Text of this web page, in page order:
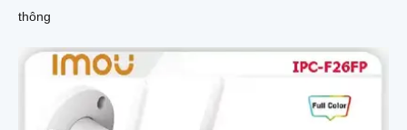
thông